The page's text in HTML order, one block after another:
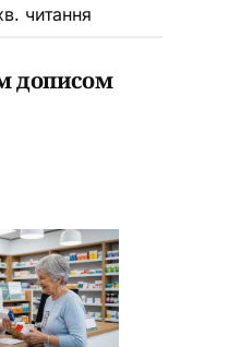
читання
дописом